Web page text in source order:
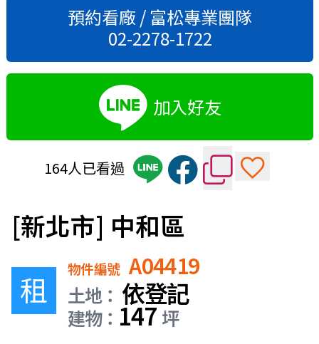
預約看廠 / 富松專業團隊
02-2278-1722
加入好友
164人已看過
[新北市] 中和區
租
物件編號 A04419
土地： 依登記
建物： 147 坪